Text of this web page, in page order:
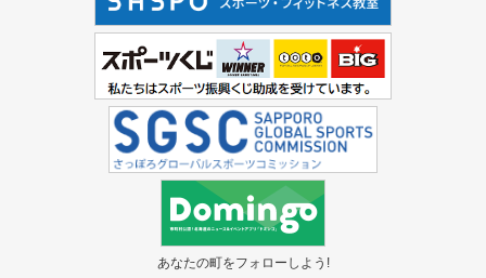
あなたの町をフォローしよう!